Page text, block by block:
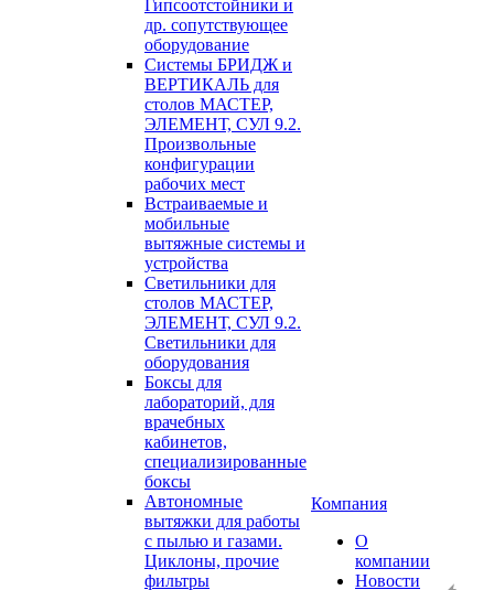
Гипсоотстойники и
др. сопутствующее
оборудование
Системы БРИДЖ и
ВЕРТИКАЛЬ для
столов МАСТЕР,
ЭЛЕМЕНТ, СУЛ 9.2.
Произвольные
конфигурации
рабочих мест
Встраиваемые и
мобильные
вытяжные системы и
устройства
Светильники для
столов МАСТЕР,
ЭЛЕМЕНТ, СУЛ 9.2.
Светильники для
оборудования
Боксы для
лабораторий, для
врачебных
кабинетов,
специализированные
боксы
Автономные
вытяжки для работы
с пылью и газами.
Циклоны, прочие
фильтры
Компания
О
компании
Новости